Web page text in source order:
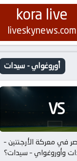
kora live
liveskynews.com
أوروغواي - سيدات
VS
في معركة الأرجنتين –
وأوروغواي – سيدات؟